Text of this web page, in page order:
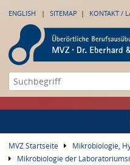
ENGLISH SITEMAP KONTAKT /
MVZ Startseite
Mikrobiologie,
Mikrobiologie der